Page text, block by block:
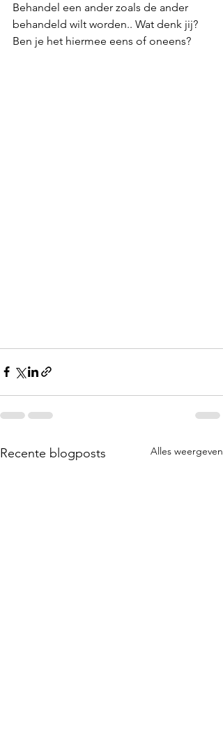
Behandel een ander zoals de ander
behandeld wilt worden.. Wat denk jij?
Ben je het hiermee eens of oneens?
Recente blogposts Alles weergeven